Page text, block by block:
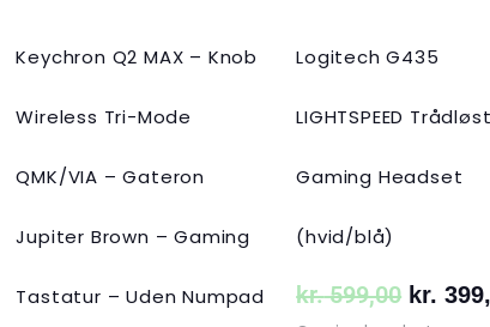
Keychron Q2 MAX – Knob
Wireless Tri-Mode
QMK/VIA – Gateron
Jupiter Brown – Gaming
Tastatur – Uden Numpad
Logitech G435
LIGHTSPEED Trådløst
Gaming Headset
(hvid/blå)
kr.599,00 kr.